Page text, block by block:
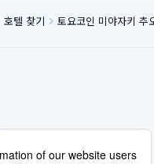
호텔 찾기 토요코인 미야자키 추